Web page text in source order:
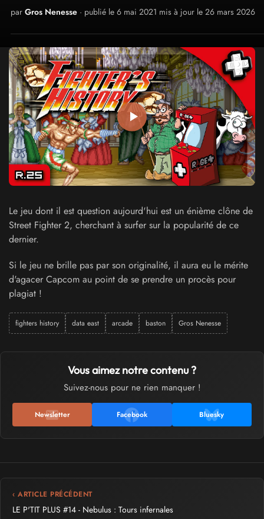
par Gros Nenesse · publié le 6 mai 2021 mis à jour le 26 mars 2026
Le jeu dont il est question aujourd'hui est un énième clône de
Street Fighter 2, cherchant à surfer sur la popularité de ce
dernier.
Si le jeu ne brille pas par son originalité, il aura eu le mérite
d'agacer Capcom au point de se prendre un procès pour
plagiat !
fighters history data east arcade baston Gros Nenesse
Vous aimez notre contenu ?
Suivez-nous pour ne rien manquer !
Newsletter Facebook Bluesky
‹ ARTICLE PRÉCÉDENT
LE P'TIT PLUS #14 - Nebulus : Tours infernales